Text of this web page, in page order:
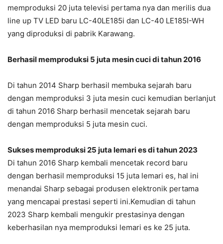
memproduksi 20 juta televisi pertama nya dan merilis dua
line up TV LED baru LC-40LE185i dan LC-40 LE185I-WH
yang diproduksi di pabrik Karawang.
Berhasil memproduksi 5 juta mesin cuci di tahun 2016
Di tahun 2014 Sharp berhasil membuka sejarah baru
dengan memproduksi 3 juta mesin cuci kemudian berlanjut
di tahun 2016 Sharp berhasil mencetak sejarah baru
dengan memproduksi 5 juta mesin cuci.
Sukses memproduksi 25 juta lemari es di tahun 2023
Di tahun 2016 Sharp kembali mencetak record baru
dengan berhasil memproduksi 15 juta lemari es, hal ini
menandai Sharp sebagai produsen elektronik pertama
yang mencapai prestasi seperti ini.Kemudian di tahun
2023 Sharp kembali mengukir prestasinya dengan
keberhasilan nya memproduksi lemari es ke 25 juta.